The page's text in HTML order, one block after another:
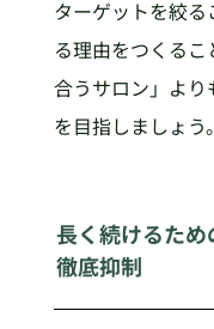
ターゲットを絞
る理由をつくる
合うサロン」より
を目指しましょう。
長く続けるた
徹底抑制